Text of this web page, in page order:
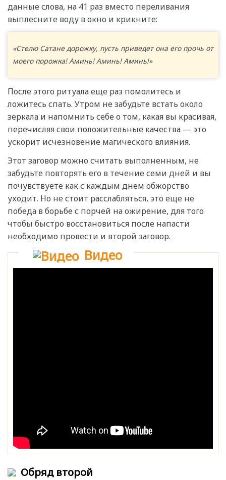
данные слова, на 41 раз вместо переливания
выплесните воду в окно и крикните:
«Стелю Сатане дорожку, пусть приведет она его прочь от
моего порожка! Аминь! Аминь! Аминь!»
После этого ритуала еще раз помолитесь и
ложитесь спать. Утром не забудьте встать около
зеркала и напомнить себе о том, какая вы красивая,
перечисляя свои положительные качества — это
ускорит исчезновение магического влияния.
Этот заговор можно считать выполненным, не
забудьте повторять его в течение семи дней и вы
почувствуете как с каждым днем обжорство
уходит. Но не стоит расслабляться, это еще не
победа в борьбе с порчей на ожирение, для того
чтобы быстро восстановиться после напасти
необходимо провести и второй заговор.
Видео
Обряд второй